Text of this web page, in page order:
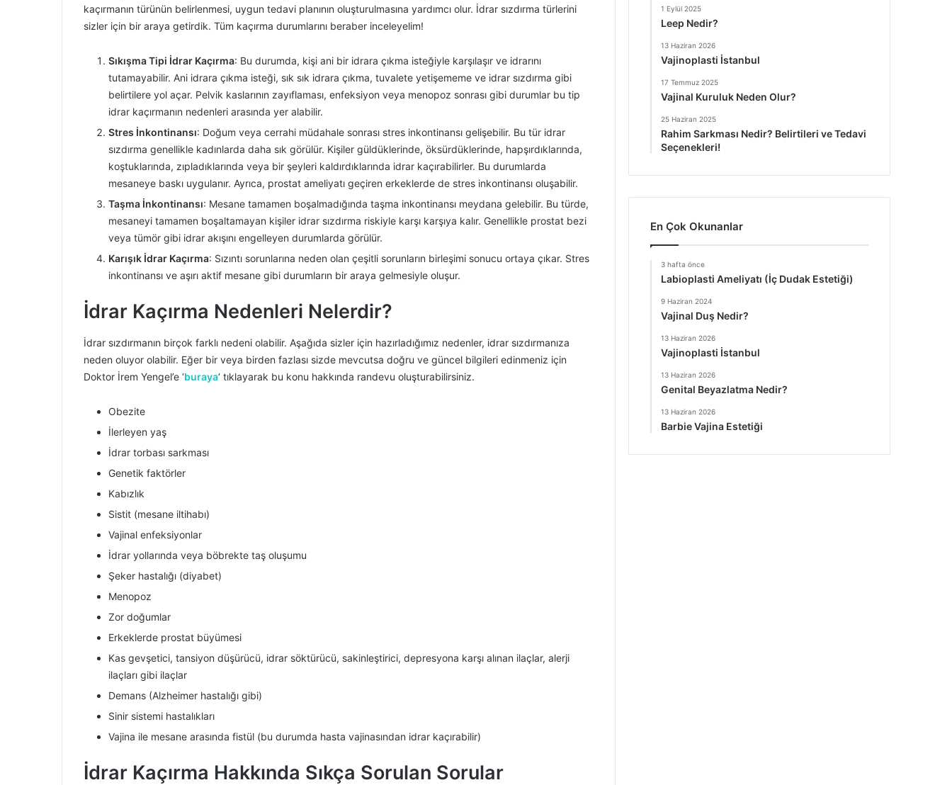
kaçırmanın türünün belirlenmesi, uygun tedavi planının oluşturulmasına yardımcı olur. İdrar sızdırma türlerini
sizler için bir araya getirdik. Tüm kaçırma durumlarını beraber inceleyelim!
Sıkışma Tipi İdrar Kaçırma: Bu durumda, kişi ani bir idrara çıkma isteğiyle karşılaşır ve idrarını
tutamayabilir. Ani idrara çıkma isteği, sık sık idrara çıkma, tuvalete yetişememe ve idrar sızdırma gibi
belirtilere yol açar. Pelvik kaslarının zayıflaması, enfeksiyon veya menopoz sonrası gibi durumlar bu tip
idrar kaçırmanın nedenleri arasında yer alabilir.
Stres İnkontinansı: Doğum veya cerrahi müdahale sonrası stres inkontinansı gelişebilir. Bu tür idrar
sızdırma genellikle kadınlarda daha sık görülür. Kişiler güldüklerinde, öksürdüklerinde, hapşırdıklarında,
koştuklarında, zıpladıklarında veya bir şeyleri kaldırdıklarında idrar kaçırabilirler. Bu durumlarda
mesaneye baskı uygulanır. Ayrıca, prostat ameliyatı geçiren erkeklerde de stres inkontinansı oluşabilir.
Taşma İnkontinansı: Mesane tamamen boşalmadığında taşma inkontinansı meydana gelebilir. Bu türde,
mesaneyi tamamen boşaltamayan kişiler idrar sızdırma riskiyle karşı karşıya kalır. Genellikle prostat bezi
veya tümör gibi idrar akışını engelleyen durumlarda görülür.
Karışık İdrar Kaçırma: Sızıntı sorunlarına neden olan çeşitli sorunların birleşimi sonucu ortaya çıkar. Stres
inkontinansı ve aşırı aktif mesane gibi durumların bir araya gelmesiyle oluşur.
İdrar Kaçırma Nedenleri Nelerdir?
İdrar sızdırmanın birçok farklı nedeni olabilir. Aşağıda sizler için hazırladığımız nedenler, idrar sızdırmanıza
neden oluyor olabilir. Eğer bir veya birden fazlası sizde mevcutsa doğru ve güncel bilgileri edinmeniz için
Doktor İrem Yengel’e ‘buraya‘ tıklayarak bu konu hakkında randevu oluşturabilirsiniz.
Obezite
İlerleyen yaş
İdrar torbası sarkması
Genetik faktörler
Kabızlık
Sistit (mesane iltihabı)
Vajinal enfeksiyonlar
İdrar yollarında veya böbrekte taş oluşumu
Şeker hastalığı (diyabet)
Menopoz
Zor doğumlar
Erkeklerde prostat büyümesi
Kas gevşetici, tansiyon düşürücü, idrar söktürücü, sakinleştirici, depresyona karşı alınan ilaçlar, alerji
ilaçları gibi ilaçlar
Demans (Alzheimer hastalığı gibi)
Sinir sistemi hastalıkları
Vajina ile mesane arasında fistül (bu durumda hasta vajinasından idrar kaçırabilir)
İdrar Kaçırma Hakkında Sıkça Sorulan Sorular
1 Eylül 2025
Leep Nedir?
13 Haziran 2026
Vajinoplasti İstanbul
17 Temmuz 2025
Vajinal Kuruluk Neden Olur?
25 Haziran 2025
Rahim Sarkması Nedir? Belirtileri ve Tedavi
Seçenekleri!
En Çok Okunanlar
3 hafta önce
Labioplasti Ameliyatı (İç Dudak Estetiği)
9 Haziran 2024
Vajinal Duş Nedir?
13 Haziran 2026
Vajinoplasti İstanbul
13 Haziran 2026
Genital Beyazlatma Nedir?
13 Haziran 2026
Barbie Vajina Estetiği